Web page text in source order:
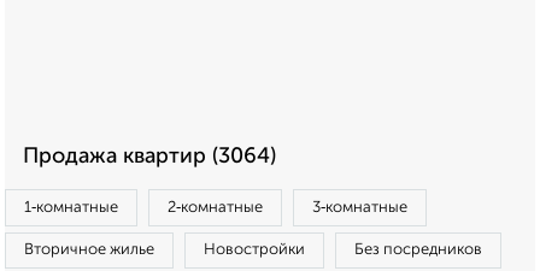
Продажа квартир (3064)
1‑комнатные 2‑комнатные 3‑комнатные
Вторичное жилье Новостройки Без посредников